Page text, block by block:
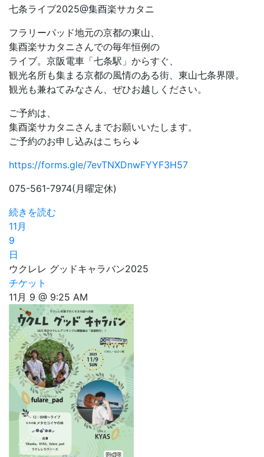
七条ライブ2025@集酉楽サカタニ
フラリーパッド地元の京都の東山、
集酉楽サカタニさんでの毎年恒例の
ライブ。京阪電車「七条駅」からすぐ、
観光名所も集まる京都の風情のある街、東山七条界隈。
観光も兼ねてみなさん、ぜひお越しください。
ご予約は、
集酉楽サカタニさんまでお願いいたします。
ご予約のお申し込みはこちら↓
https://forms.gle/7evTNXDnwFYYF3H57
075-561-7974(月曜定休)
続きを読む
11月
9
日
ウクレレ グッドキャラバン2025
チケット
11月 9 @ 9:25 AM